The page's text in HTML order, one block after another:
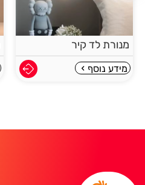
מנורת לד קיר
מידע נוסף